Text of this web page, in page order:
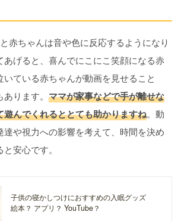
赤ちゃんは音や色に反応するようになり
あげると、喜んでにこにこ笑顔になる赤
いている赤ちゃんが動画を見せること
ります。 ママが家事などで手が離せな
遊んでくれるととても助かりますね。動
達や視力への影響を考えて、時間を決め
安心です。
子供の寝かしつけにおすすめの入眠グッズ
絵本？ アプリ？ YouTube？